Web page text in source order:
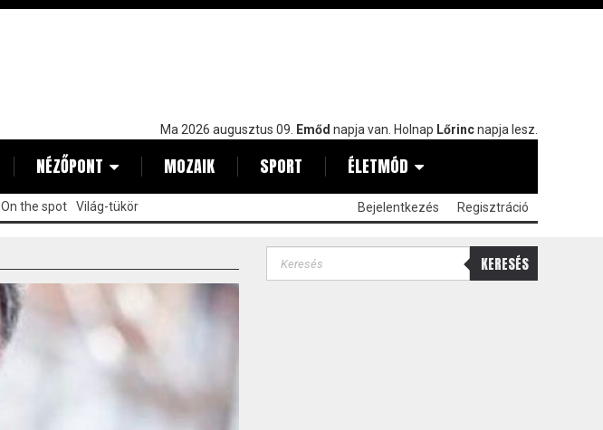
Ma 2026 augusztus 09. Emőd napja van. Holnap Lőrincnapja lesz.
NÉZŐPONT MOZAIK SPORT ÉLETMÓD
On the spot Világ-tükör Bejelentkezés Regisztráció
KERESÉS